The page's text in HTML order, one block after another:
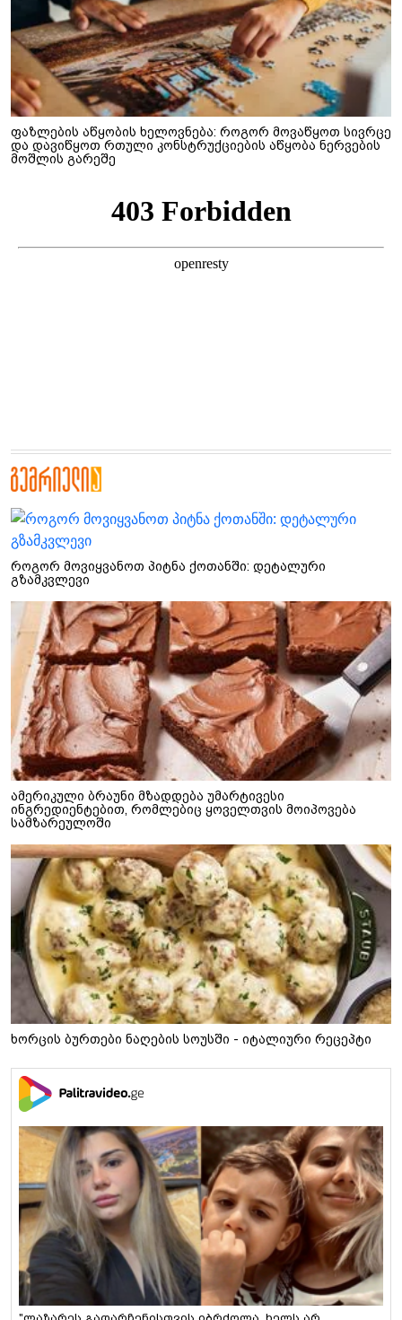
ფაზლების აწყობის ხელოვნება: როგორ მოვაწყოთ სივრცე
და დავიწყოთ რთული კონსტრუქციების აწყობა ნერვების
მოშლის გარეშე
როგორ მოვიყვანოთ პიტნა ქოთანში: დეტალური
გზამკვლევი
ამერიკული ბრაუნი მზადდება უმარტივესი
ინგრედიენტებით, რომლებიც ყოველთვის მოიპოვება
სამზარეულოში
ხორცის ბურთები ნაღების სოუსში - იტალიური რეცეპტი